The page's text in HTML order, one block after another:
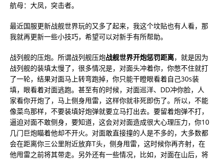
航母：大凤，突击者。
最近国服更新战舰世界玩的又多了起来，我这个坟贴也有人看，那
我就再更新一些小技巧，希望可以对新手有所帮助。
战列舰的压炮。所谓战列舰压炮战舰世界开炮惩罚距离，就是因为
战列舰的装填太慢了，很多情况是，对面头冲着你，你憋不住就打
了一轮，结果对面马上转弯跑掉，你只能干瞪眼看着自己30s装
填，眼看着对面逃跑。甚至有的时候，对面巡洋、DD冲你脸，人
家看你开炮了，马上侧身甩雷，这样你就非死即伤了。所以，不能
像菜鸟那样，不要装填好炮弹就要立马打出去。要留着炮弹不打，
逼迫对面不敢侧身，要知道，这会对对面造成很大心理压力，你10
几门巨炮瞄着他却不开火。对面敢直接撞的人是不多的，大多数都
会在距离你三公里附近放弃T头，侧身甩雷，这时候你再齐射，在
他甩雷之前将其带走。另外还有一些情况，比如，对面在山后，将